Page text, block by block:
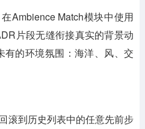
Ambience Match模块中使用
片段无缝衔接真实的背景动
有的环境氛围：海洋、风、交
滚到历史列表中的任意先前步